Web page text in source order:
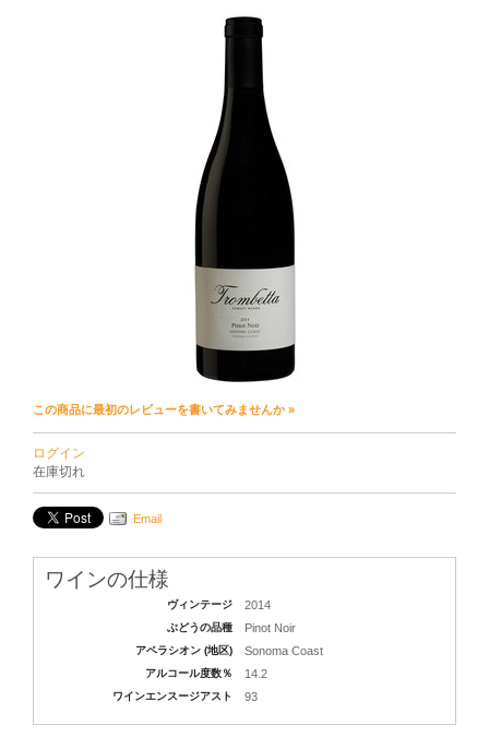
この商品に最初のレビューを書いてみませんか »
ログイン
在庫切れ
Email
ワインの仕様
ヴィンテージ 2014
ぶどうの品種 Pinot Noir
アペラシオン (地区) Sonoma Coast
アルコール度数％ 14.2
ワインエンスージアスト 93